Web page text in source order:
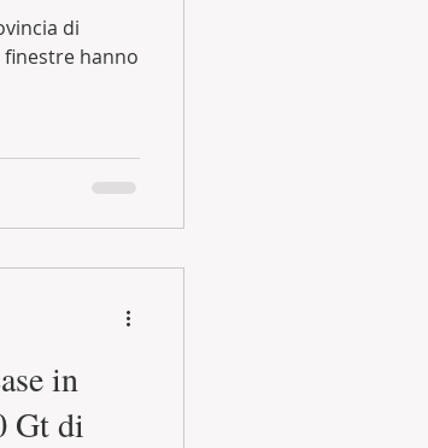
di
finestre hanno
in
Gt di